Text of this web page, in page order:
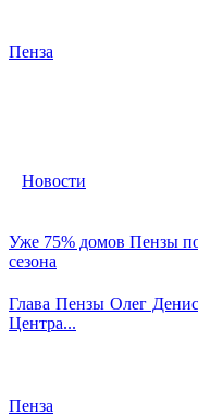
Пенза
Новости
Уже 75% домов Пензы
сезона
Глава Пензы Олег
Центра...
Пенза